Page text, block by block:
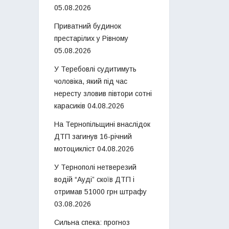
05.08.2026
Приватний будинок
престарілих у Рівному
05.08.2026
У Теребовлі судитимуть
чоловіка, який під час
нересту зловив півтори сотні
карасиків 04.08.2026
На Тернопільщині внаслідок
ДТП загинув 16-річний
мотоцикліст 04.08.2026
У Тернополі нетверезий
водій “Ауді” скоїв ДТП і
отримав 51000 грн штрафу
03.08.2026
Сильна спека: прогноз